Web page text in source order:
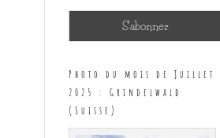
Photo du mois de Juillet
2025 : Grindelwald
(Suisse)